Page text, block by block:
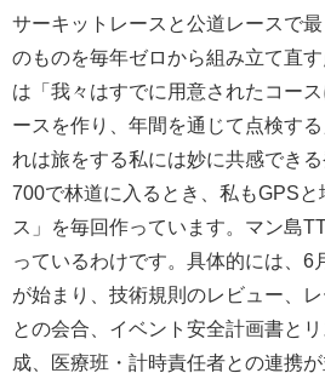
サーキットレースと公道レースで
のものを毎年ゼロから組み立て直
は「我々はすでに用意されたコー
ースを作り、年間を通じて点検す
れは旅をする私には妙に共感でき
700で林道に入るとき、私もGPSと
ス」を毎回作っています。マン島
っているわけです。具体的には、6
が始まり、技術規則のレビュー、
との会合、イベント安全計画書と
成、医療班・計時責任者との連携